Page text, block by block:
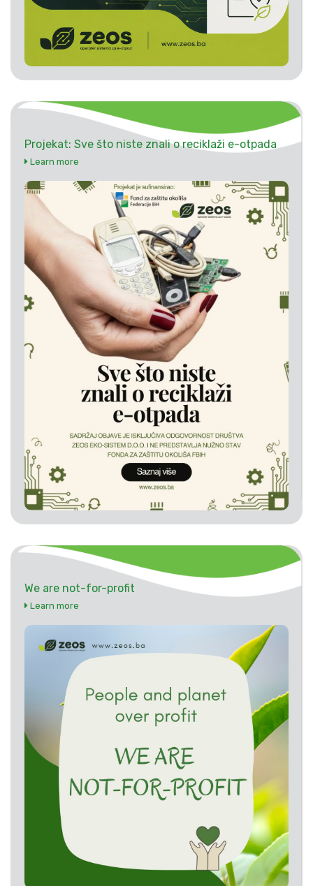
Projekat: Sve što niste znali o reciklaži e-otpada
Learn more
We are not-for-profit
Learn more